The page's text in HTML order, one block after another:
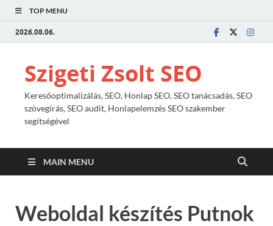
TOP MENU
2026.08.06.
Szigeti Zsolt SEO
Keresőoptimalizálás, SEO, Honlap SEO, SEO tanácsadás, SEO
szövegírás, SEO audit, Honlapelemzés SEO szakember
segítségével
MAIN MENU
Weboldal készítés Putnok